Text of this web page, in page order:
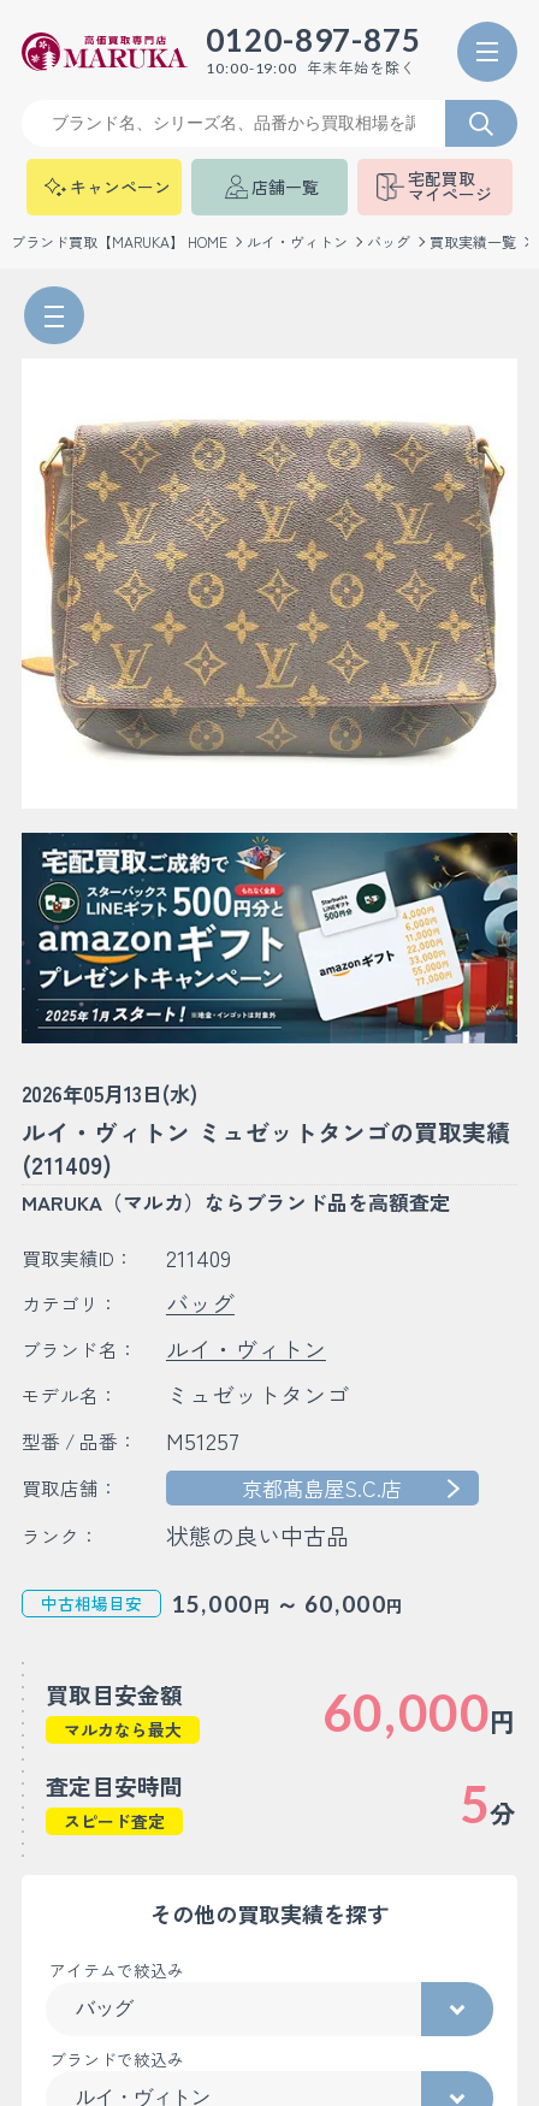
0120-897-875
10:00-19:00 年末年始を除く
キャンペーン 店舗一覧 宅配買取
マイページ
ブランド買取【MARUKA】 HOME ルイ・ヴィトン バッグ 買取実績一覧
2026年05月13日(水)
ルイ・ヴィトン ミュゼットタンゴの買取実績
(211409)
MARUKA（マルカ）ならブランド品を高額査定
買取実績ID： 211409
カテゴリ： バッグ
ブランド名： ルイ・ヴィトン
モデル名： ミュゼットタンゴ
型番 / 品番： M51257
買取店舗： 京都髙島屋S.C.店
ランク： 状態の良い中古品
中古相場目安 15,000円 ～ 60,000円
買取目安金額
マルカなら最大 60,000円
査定目安時間
スピード査定 5分
その他の買取実績を探す
アイテムで絞込み
ブランドで絞込み